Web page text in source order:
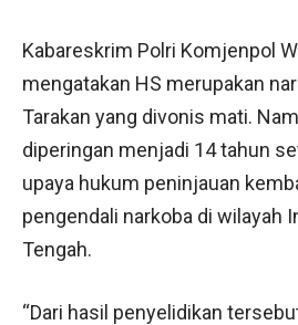
Kabareskrim Polri Komjenpol
mengatakan HS merupakan
Tarakan yang divonis mati.
diperingan menjadi 14 tahun
upaya hukum peninjauan
pengendali narkoba di wilayah
Tengah.
“Dari hasil penyelidikan